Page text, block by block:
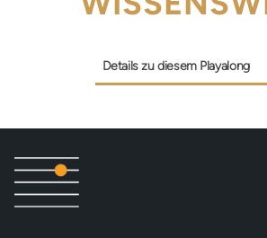
Details zu diesem Playalong